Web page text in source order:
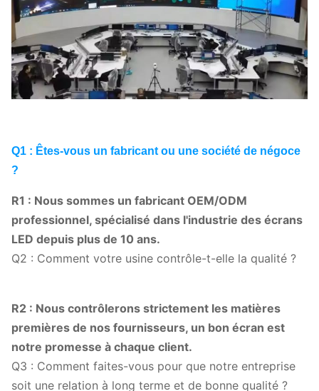
Q1 : Êtes-vous un fabricant ou une société de négoce
?
R1 : Nous sommes un fabricant OEM/ODM
professionnel, spécialisé dans l'industrie des écrans
LED depuis plus de 10 ans.
Q2 : Comment votre usine contrôle-t-elle la qualité ?
R2 : Nous contrôlerons strictement les matières
premières de nos fournisseurs, un bon écran est
notre promesse à chaque client.
Q3 : Comment faites-vous pour que notre entreprise
soit une relation à long terme et de bonne qualité ?